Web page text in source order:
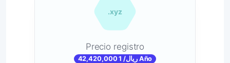
.xyz
Precio registro
42,420,000 ریال/ 1 Año